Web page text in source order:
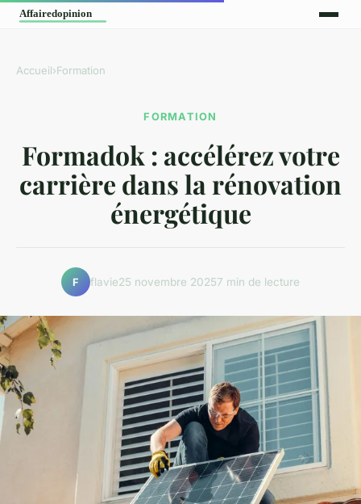
Accueil›Formation
FORMATION
Formadok : accélérez votre
carrière dans la rénovation
énergétique
F flavie25 novembre 20257 min de lecture